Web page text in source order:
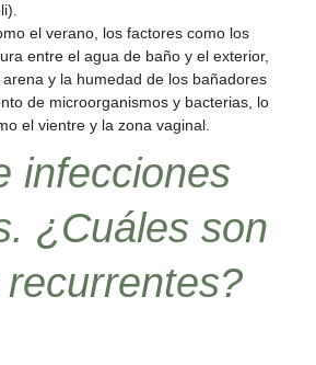
el verano, los factores como los
entre el agua de baño y el exterior,
y la humedad de los bañadores
de microorganismos y bacterias, lo
el vientre y la zona vaginal.
infecciones
¿Cuáles son